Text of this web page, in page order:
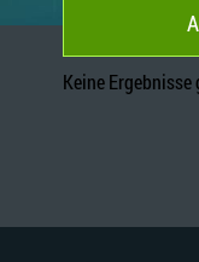
Keine Ergebnisse